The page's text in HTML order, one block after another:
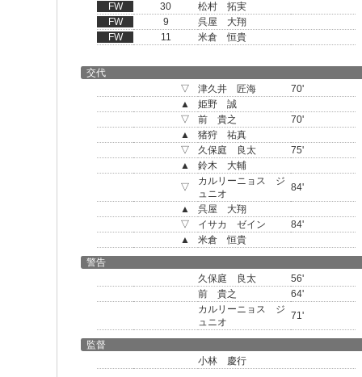
FW
30
松村 拓実
FW
9
呉屋 大翔
FW
11 米倉 恒貴
交代
▽
津久井 匠海
70'
▲
姫野 誠
▽
前 貴之
70'
▲
猪狩 祐真
▽
久保庭 良太
75'
▲
鈴木 大輔
▽
カルリーニョス ジ
ュニオ
84'
▲
呉屋 大翔
▽
イサカ ゼイン
84'
▲
米倉 恒貴
警告
久保庭 良太
56'
前 貴之
64'
カルリーニョス ジ
ュニオ
71'
監督
小林 慶行